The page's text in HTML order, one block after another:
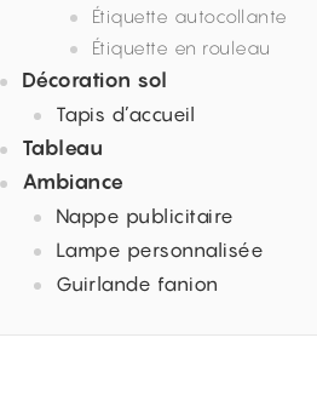
Étiquette autocollante
Étiquette en rouleau
Décoration sol
Tapis d’accueil
Tableau
Ambiance
Nappe publicitaire
Lampe personnalisée
Guirlande fanion